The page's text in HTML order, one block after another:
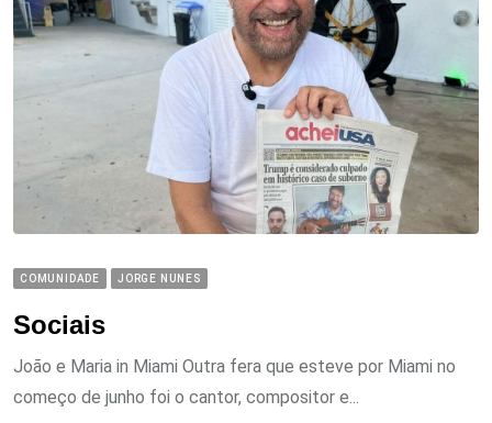
COMUNIDADE JORGE NUNES
Sociais
João e Maria in Miami Outra fera que esteve por Miami no
começo de junho foi o cantor, compositor e...